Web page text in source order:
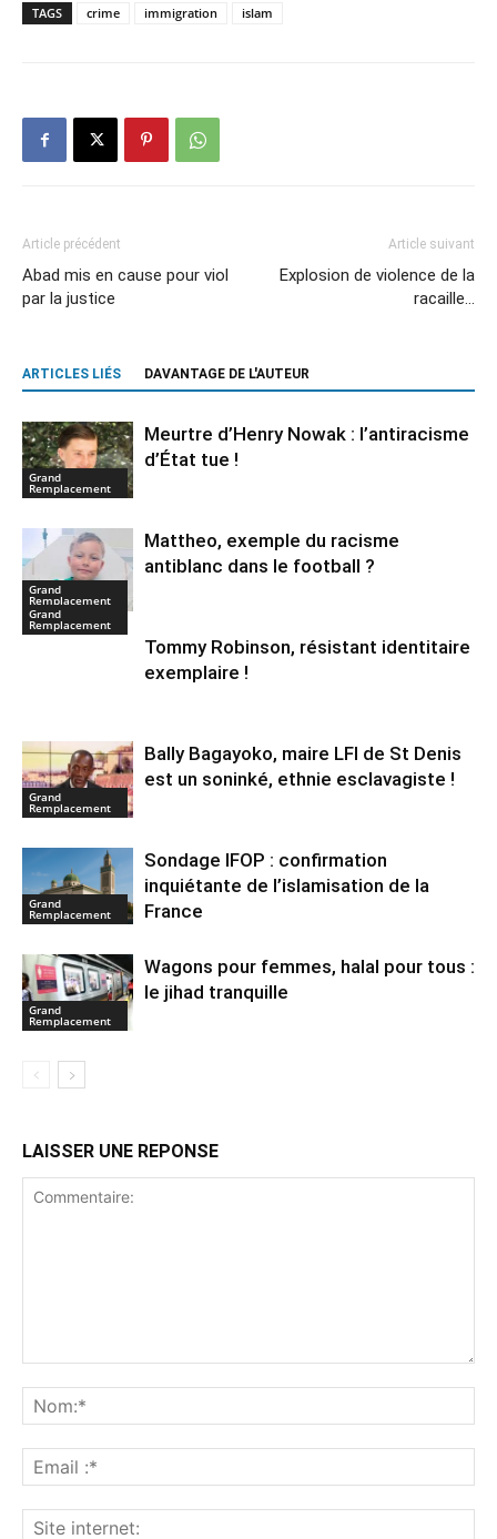
TAGS crime immigration islam
Article précédent
Abad mis en cause pour viol
par la justice
Article suivant
Explosion de violence de la
racaille…
ARTICLES LIÉS DAVANTAGE DE L'AUTEUR
Grand
Remplacement
Meurtre d’Henry Nowak : l’antiracisme
d’État tue !
Grand
Remplacement
Mattheo, exemple du racisme
antiblanc dans le football ?
Grand
Remplacement
Tommy Robinson, résistant identitaire
exemplaire !
Grand
Remplacement
Bally Bagayoko, maire LFI de St Denis
est un soninké, ethnie esclavagiste !
Grand
Remplacement
Sondage IFOP : confirmation
inquiétante de l’islamisation de la
France
Grand
Remplacement
Wagons pour femmes, halal pour tous :
le jihad tranquille
LAISSER UNE REPONSE